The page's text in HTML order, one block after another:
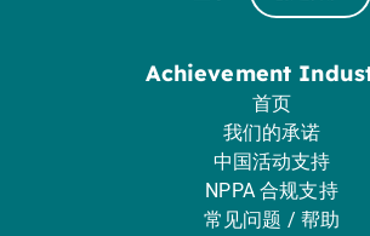
Achievement
首页
我们的承诺
中国活动支持
NPPA 合规支持
常见问题 / 帮助